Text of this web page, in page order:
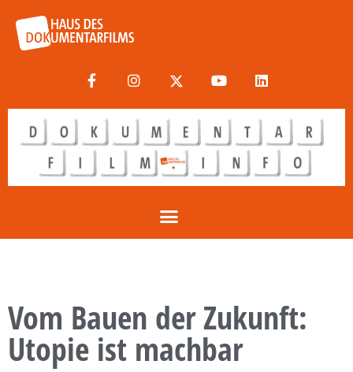
Vom Bauen der Zukunft:
Utopie ist machbar